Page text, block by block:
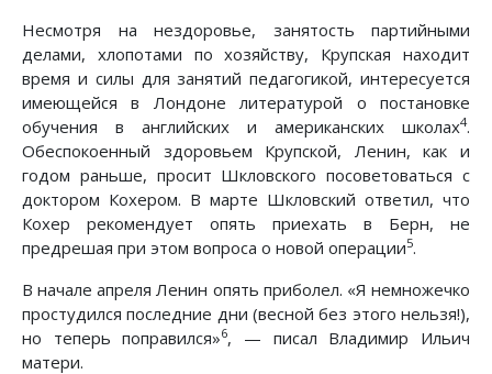
Несмотря на нездоровье, занятость партийными
делами, хлопотами по хозяйству, Крупская находит
время и силы для занятий педагогикой, интересуется
имеющейся в Лондоне литературой о постановке
обучения в английских и американских школах4.
Обеспокоенный здоровьем Крупской, Ленин, как и
годом раньше, просит Шкловского посоветоваться с
доктором Кохером. В марте Шкловский ответил, что
Кохер рекомендует опять приехать в Берн, не
предрешая при этом вопроса о новой операции5.
В начале апреля Ленин опять приболел. «Я немножечко
простудился последние дни (весной без этого нельзя!),
но теперь поправился»6, — писал Владимир Ильич
матери.